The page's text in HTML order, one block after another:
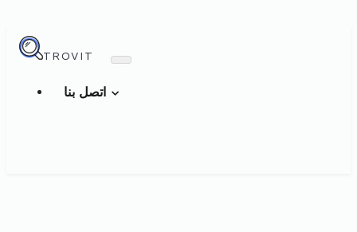
TROVIT